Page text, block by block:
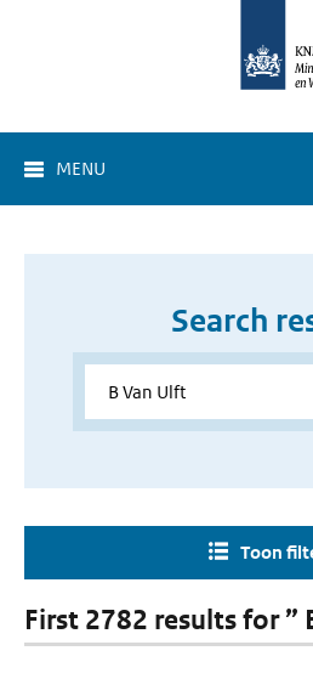
MENU
Search
Toon
First 2782 results for ”